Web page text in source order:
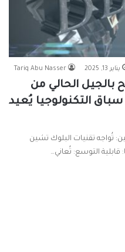
Tariq Abu Nasser يناير 13, 2025
بالجيل الحالي من
الرقمية في 2025: سباق التكنولوجيا يُعيد
تُواجه تقنيات البلوك تشين
التوسع: تُعاني…